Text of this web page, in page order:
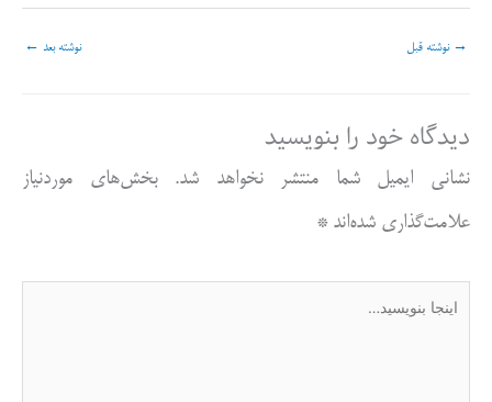
→ نوشته قبل نوشته بعد ←
دیدگاه‌ خود را بنویسید
نشانی ایمیل شما منتشر نخواهد شد.
بخش‌های موردنیاز
علامت‌گذاری شده‌اند*